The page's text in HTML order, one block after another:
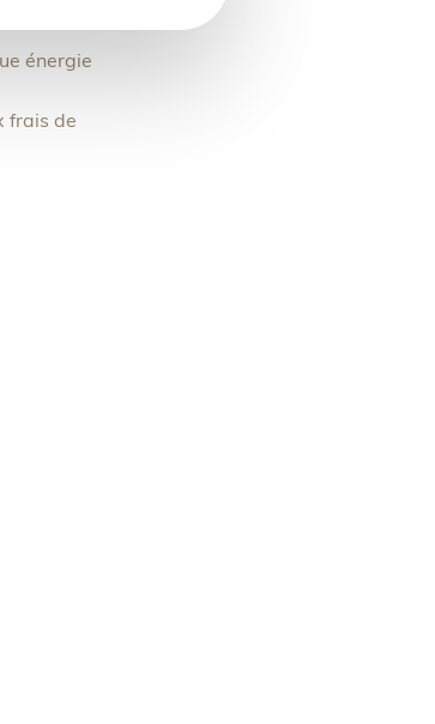
énergie
frais de